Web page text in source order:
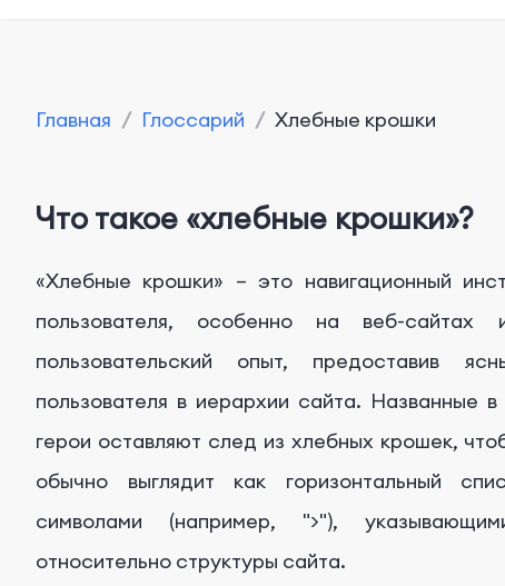
Главная / Глоссарий / Хлебные крошки
Что такое «хлебные крошки»?
«Хлебные крошки» – это навигационный
пользователя, особенно на веб-
пользовательский опыт, предоставив
пользователя в иерархии сайта. Названные
герои оставляют след из хлебных крошек,
обычно выглядит как горизонтальный
символами (например, ">"),
относительно структуры сайта.